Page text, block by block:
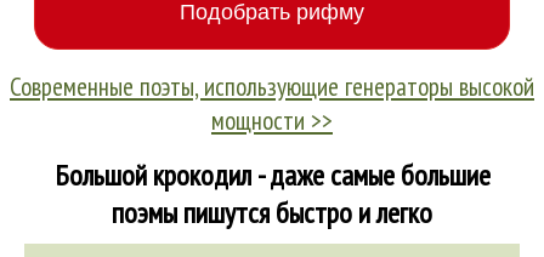
Современные поэты, использующие генераторы высокой
мощности >>
Большой крокодил - даже самые большие
поэмы пишутся быстро и легко